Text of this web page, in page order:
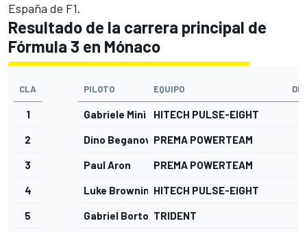
España de F1.
Resultado de la carrera principal de
Fórmula 3 en Mónaco
CLA PILOTO EQUIPO
1 Gabriele Minì HITECH PULSE-EIGHT
2 Dino BeganovicPREMA POWERTEAM
3 Paul Aron PREMA POWERTEAM
4 Luke BrowningHITECH PULSE-EIGHT
5 Gabriel BortoletoTRIDENT